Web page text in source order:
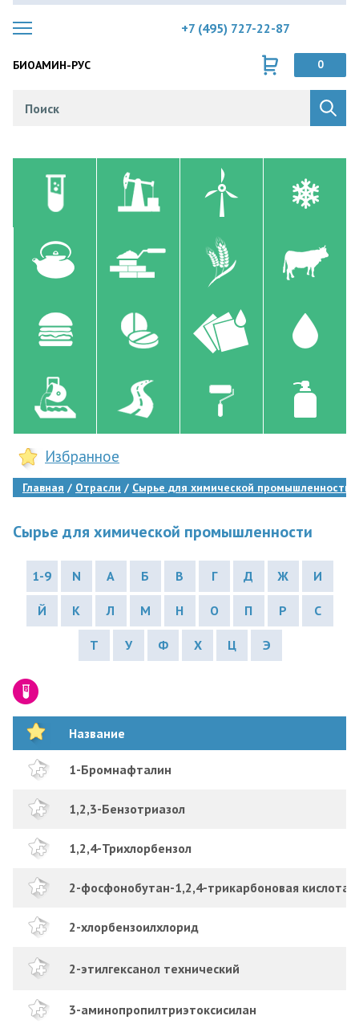
+7 (495) 727-22-87
БИОАМИН-РУС 0
Избранное
Главная Отрасли Сырье для химической промышленности
Сырье для химической промышленности
1-9 N А Б В Г Д Ж И
Й К Л М Н О П Р С
Т У Ф Х Ц Э
Название
1-Бромнафталин
1,2,3-Бензотриазол
1,2,4-Трихлорбензол
2-фосфонобутан-1,2,4-трикарбоновая кислота
2-хлорбензоилхлорид
2-этилгексанол технический
3-аминопропилтриэтоксисилан